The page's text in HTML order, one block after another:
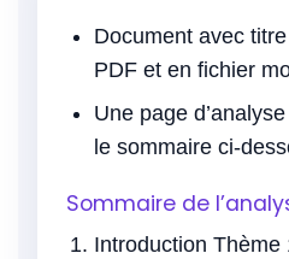
Document avec
PDF et en fichier
Une page
le sommaire ci-
Sommaire de
Introduction Thème